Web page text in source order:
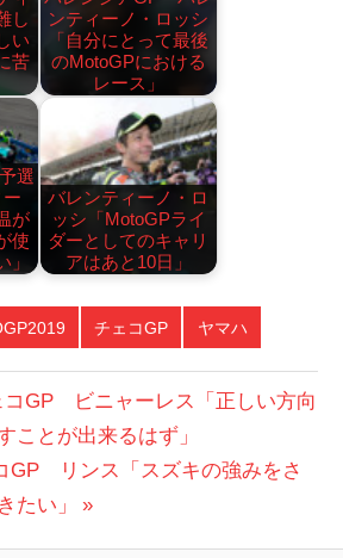
し
い
苦
ンティーノ・ロッシ
「自分にとって最後
のMotoGPにおける
レース」
選
が
使
」
バレンティーノ・ロ
ッシ「MotoGPライ
ダーとしてのキャリ
アはあと10日」
チェコGP ヤマハ
コGP ビニャーレス「正しい方向
ことが出来るはず」
GP リンス「スズキの強みをさ
たい」